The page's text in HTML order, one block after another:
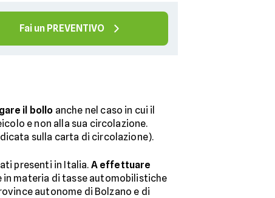
Fai un PREVENTIVO
il bollo anche nel caso in cui il
e non alla sua circolazione.
sulla carta di circolazione).
presenti in Italia. A effettuare
in materia di tasse automobilistiche
autonome di Bolzano e di